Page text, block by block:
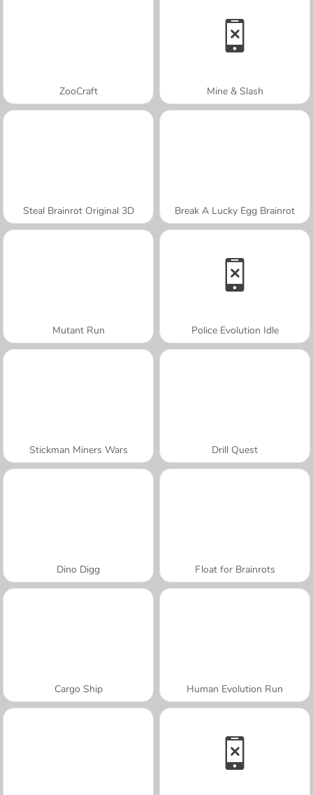
ZooCraft Mine & Slash
Steal Brainrot Original 3D Break A Lucky Egg Brainrot
Mutant Run Police Evolution Idle
Stickman Miners Wars Drill Quest
Dino Digg Float for Brainrots
Cargo Ship Human Evolution Run